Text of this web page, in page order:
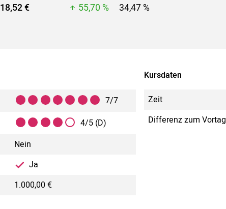
18,52 € 55,70 % 34,47 %
7/7
4/5 (D)
Nein
Ja
1.000,00 €
Kursdaten
Zeit
Differenz zum Vortag